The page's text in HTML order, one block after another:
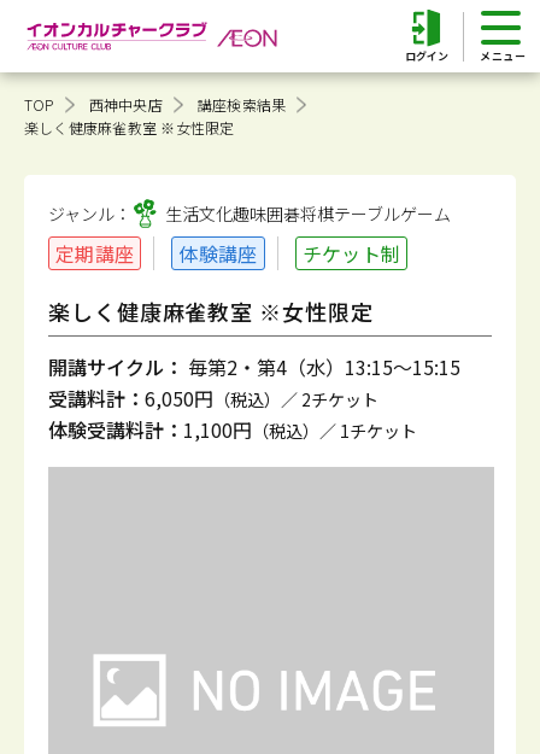
ログイン
TOP 西神中央店
講座検索結果
楽しく健康麻雀教室 ※女性限定
ジャンル： 生活文化趣味囲碁将棋テーブルゲーム
定期講座 体験講座 チケット制
楽しく健康麻雀教室 ※女性限定
開講サイクル： 毎第2・第4（水）13:15～15:15
受講料計： 6,050円 （税込）／ 2チケット
体験受講料計： 1,100円 （税込）／ 1チケット